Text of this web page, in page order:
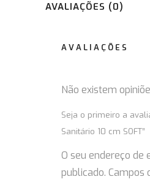
AVALIAÇÕES (0)
AVALIAÇÕES
Não existem
Seja o primeiro a
Sanitário 10 cm SOFT”
O seu endereço de
publicado. Campos